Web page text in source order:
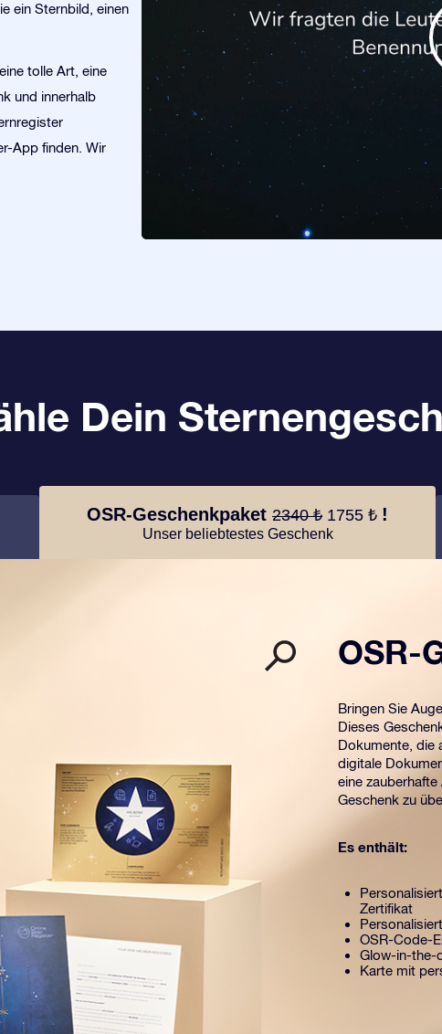
ein Sternbild, einen
tolle Art, eine
und innerhalb
App finden. Wir
Dein
OSR-Geschenkpaket 2340 ₺ 1755 ₺ !
Unser beliebtestes Geschenk
OSR-
Bringen Sie
Dieses
Dokumente, die
digitale
eine
Geschenk zu
Es enthält:
Zertifikat
OSR-Code-
Glow-in-the-
Karte mit